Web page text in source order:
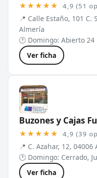
★★★★★ 4,9 (51
📍 Calle Estaño, 101 C.
Almería
🕐 Domingo: Abierto 24
Ver ficha
Buzones y Cajas
★★★★★ 4,9 (39
📍 C. Azahar, 12, 04006
🕐 Domingo: Cerrado,
Ver ficha